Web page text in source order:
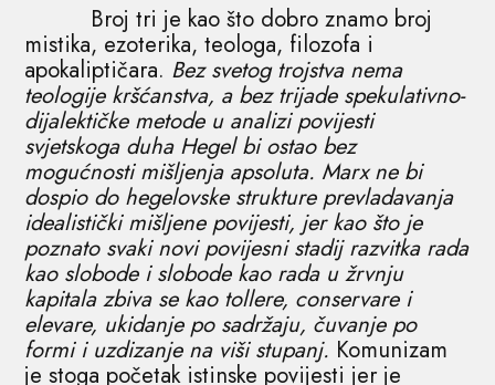
Broj tri je kao što dobro znamo broj
mistika, ezoterika, teologa, filozofa i
apokaliptičara. Bez svetog trojstva nema
teologije kršćanstva, a bez trijade spekulativno-
dijalektičke metode u analizi povijesti
svjetskoga duha Hegel bi ostao bez
mogućnosti mišljenja apsoluta. Marx ne bi
dospio do hegelovske strukture prevladavanja
idealistički mišljene povijesti, jer kao što je
poznato svaki novi povijesni stadij razvitka rada
kao slobode i slobode kao rada u žrvnju
kapitala zbiva se kao tollere, conservare i
elevare, ukidanje po sadržaju, čuvanje po
formi i uzdizanje na viši stupanj. Komunizam
je stoga početak istinske povijesti jer je